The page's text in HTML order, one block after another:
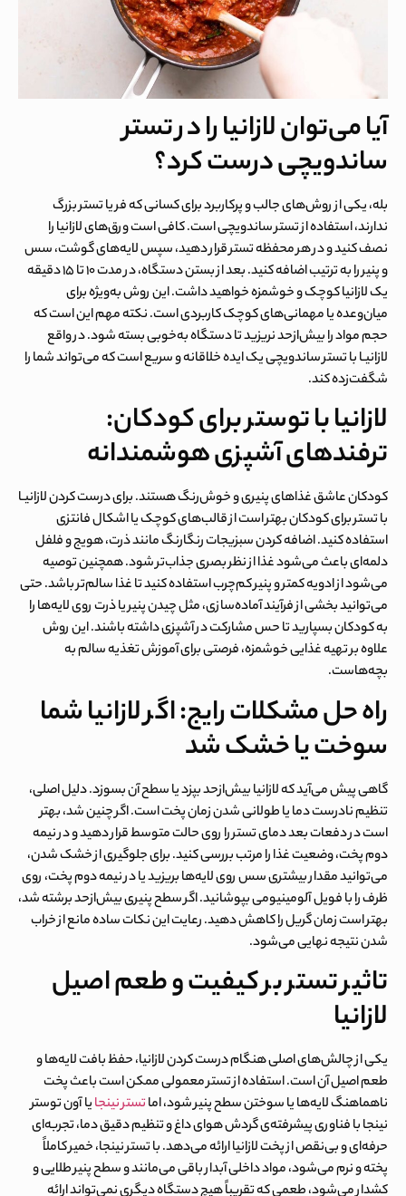
آیا می‌توان لازانیا را در تستر
ساندویچی درست کرد؟
بله، یکی از روش‌های جالب و پرکاربرد برای کسانی که فر یا تستر بزرگ
ندارند، استفاده از تستر ساندویچی است. کافی است ورق‌های لازانیا را
نصف کنید و در هر محفظه تستر قرار دهید، سپس لایه‌های گوشت، سس
و پنیر را به ترتیب اضافه کنید. بعد از بستن دستگاه، در مدت ۱۰ تا ۱۵ دقیقه
یک لازانیا کوچک و خوشمزه خواهید داشت. این روش به‌ویژه برای
میان‌وعده یا مهمانی‌های کوچک کاربردی است. نکته مهم این است که
حجم مواد را بیش‌ازحد نریزید تا دستگاه به‌خوبی بسته شود. در واقع
لازانیـا با تستر ساندویچی یک ایده خلاقانه و سریع است که می‌تواند شما را
شگفت‌زده کند.
لازانیا با توستر برای کودکان:
ترفندهای آشپزی هوشمندانه
کودکان عاشق غذاهای پنیری و خوش‌رنگ هستند. برای درست کردنلازانیـا
با تستر برای کودکانبهتر است از قالب‌های کوچک یا اشکال فانتزی
استفاده کنید. اضافه کردن سبزیجات رنگارنگ مانند ذرت، هویج و فلفل
دلمه‌ای باعث می‌شود غذا از نظر بصری جذاب‌تر شود. همچنین توصیه
می‌شود از ادویه کمتر و پنیر کم‌چرب استفاده کنید تا غذا سالم‌تر باشد. حتی
می‌توانید بخشی از فرآیند آماده‌سازی، مثل چیدن پنیر یا ذرت روی لایه‌ها را
به کودکان بسپارید تا حس مشارکت در آشپزی داشته باشند. این روش
علاوه بر تهیه غذایی خوشمزه، فرصتی برای آموزش تغذیه سالم به
بچه‌هاست.
راه حل مشکلات رایج: اگر لازانیا شما
سوخت یا خشک شد
گاهی پیش می‌آید که لازانیا بیش‌ازحد بپزد یا سطح آن بسوزد. دلیل اصلی،
تنظیم نادرست دما یا طولانی شدن زمان پخت است. اگر چنین شد، بهتر
است در دفعات بعد دمای تستر را روی حالت متوسط قرار دهید و در نیمه
دوم پخت، وضعیت غذا را مرتب بررسی کنید. برای جلوگیری از خشک شدن،
می‌توانید مقدار بیشتری سس روی لایه‌ها بریزید یا در نیمه دوم پخت، روی
ظرف را با فویل آلومینیومی بپوشانید. اگر سطح پنیری بیش‌ازحد برشته شد،
بهتر است زمان گریل را کاهش دهید. رعایت این نکات ساده مانع از خراب
شدن نتیجه نهایی می‌شود.
تاثیر تستر بر کیفیت و طعم اصیل
لازانیا
یکی از چالش‌های اصلی هنگام درست کردن لازانیا، حفظ بافت لایه‌ها و
طعم اصیل آن است. استفاده از تستر معمولی ممکن است باعث پخت
ناهماهنگ لایه‌ها یا سوختن سطح پنیر شود، اماتستر نینجایا آون توستر
نینجا با فناوری پیشرفته‌ی گردش هوای داغ و تنظیم دقیق دما، تجربه‌ای
حرفه‌ای و بی‌نقص از پخت لازانیا ارائه می‌دهد. با تستر نینجا، خمیر کاملاً
پخته و نرم می‌شود، مواد داخلی آبدار باقی می‌مانند و سطح پنیر طلایی و
کشدار می‌شود، طعمی که تقریباً هیچ دستگاه دیگری نمی‌تواند ارائه